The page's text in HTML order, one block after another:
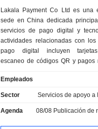
Lakala Payment Co Ltd es una
sede en China dedicada
servicios de pago digital y
actividades relacionadas con
pago digital incluyen
escaneo de códigos QR y pagos
con los servicios
soluciones digitales para el
principalmente en el mercado
Empleados
Sector Servicios de apoyo a
Agenda 08/08 Publicación de